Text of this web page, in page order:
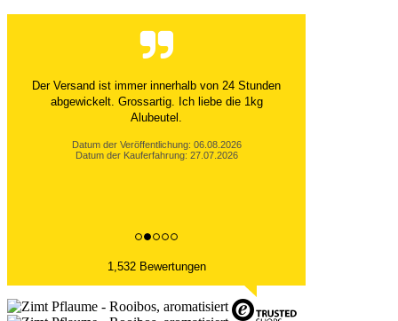
Der Versand ist immer innerhalb von 24 Stunden
abgewickelt. Grossartig. Ich liebe die 1kg
Alubeutel.
Datum der Veröffentlichung: 06.08.2026
Datum der Kauferfahrung: 27.07.2026
1,532 Bewertungen